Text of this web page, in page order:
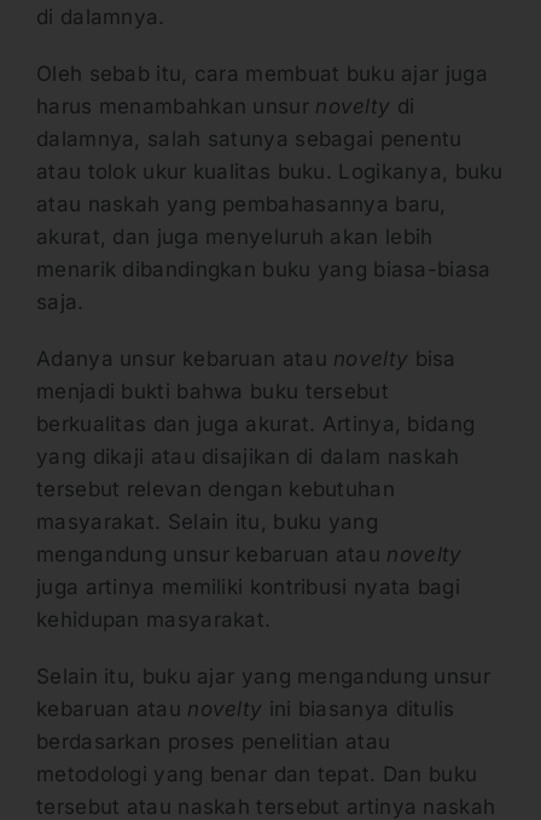
di dalamnya.
Oleh sebab itu, cara membuat buku ajar juga
harus menambahkan unsur novelty di
dalamnya, salah satunya sebagai penentu
atau tolok ukur kualitas buku. Logikanya, buku
atau naskah yang pembahasannya baru,
akurat, dan juga menyeluruh akan lebih
menarik dibandingkan buku yang biasa-biasa
saja.
Adanya unsur kebaruan atau novelty bisa
menjadi bukti bahwa buku tersebut
berkualitas dan juga akurat. Artinya, bidang
yang dikaji atau disajikan di dalam naskah
tersebut relevan dengan kebutuhan
masyarakat. Selain itu, buku yang
mengandung unsur kebaruan atau novelty
juga artinya memiliki kontribusi nyata bagi
kehidupan masyarakat.
Selain itu, buku ajar yang mengandung unsur
kebaruan atau novelty ini biasanya ditulis
berdasarkan proses penelitian atau
metodologi yang benar dan tepat. Dan buku
tersebut atau naskah tersebut artinya naskah